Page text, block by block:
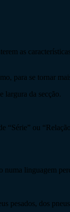
as
para se tornar
largura da secção.
ou
numa linguagem
pesados, dos